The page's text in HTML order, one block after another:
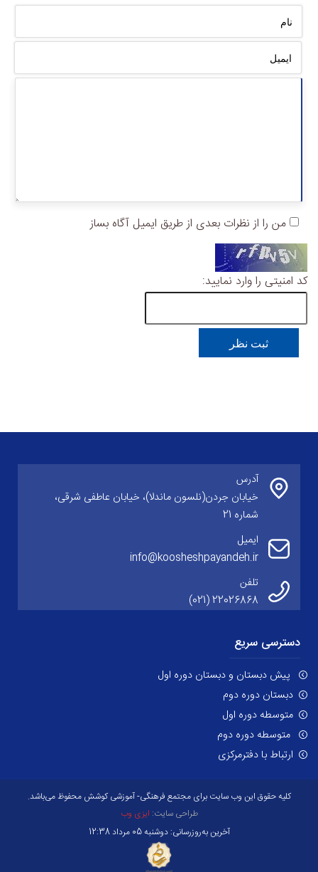
من را از نظرات بعدی از طریق ایمیل آگاه بساز
کد امنیتی را وارد نمایید:
آدرس
خیابان جردن(نلسون ماندلا)، خیابان عاطفی شرقی،
شماره 21
ایمیل
info@koosheshpayandeh.ir
تلفن
22026868 (021)
دسترسی سریع
پیش دبستان و دبستان دوره اول
دبستان دوره دوم
متوسطه دوره اول
متوسطه دوره دوم
ارتباط با دفترمرکزی
کلیه حقوق این وب سایت برای مجتمع فرهنگی- آموزشی کوشش محفوظ می‌باشد.
طراحی سایت: ایزی وب
آخرین به‌روزرسانی: دوشنبه 05 مرداد 12:38